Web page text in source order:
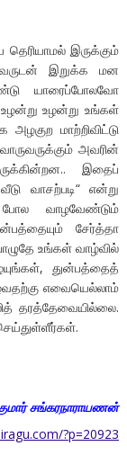
இருக்கும்
இறுக்க மன
யாரைப்போலவோ
உழன்று உங்கள்
மாற்றிவிட்டு
அவரின்
இதைப்
வாசற்படி“ என்று
போல வாழவேண்டும்
சேர்த்தா
உங்கள் வாழ்வில்
துன்பத்தைத்
எவையெல்லாம்
தரத்தேவையில்லை.
சங்கரநாராயணன்
?p=20923